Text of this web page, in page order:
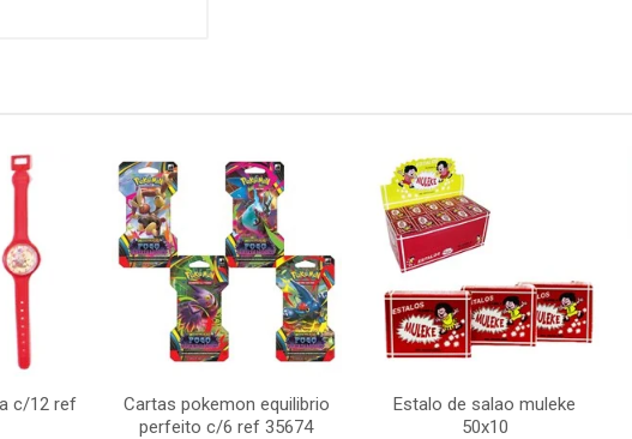
c/12 ref
Cartas pokemon equilibrio
perfeito c/6 ref 35674
Estalo de salao muleke
50x10